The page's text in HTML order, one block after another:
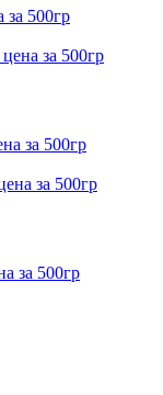
500гр
за 500гр
за 500гр